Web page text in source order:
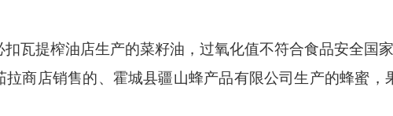
扣瓦提榨油店生产的菜籽油，过氧化值不符合食品安全国家
拉商店销售的、霍城县疆山蜂产品有限公司生产的蜂蜜，